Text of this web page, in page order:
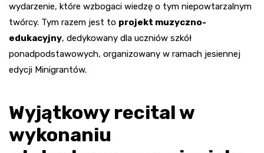
wydarzenie, które wzbogaci wiedzę o tym niepowtarzalnym
twórcy. Tym razem jest to projekt muzyczno-
edukacyjny, dedykowany dla uczniów szkół
ponadpodstawowych, organizowany w ramach jesiennej
edycji Minigrantów.
Wyjątkowy recital w
wykonaniu